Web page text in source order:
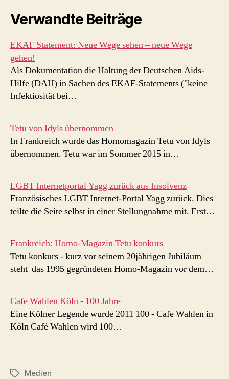
Verwandte Beiträge
EKAF Statement: Neue Wege sehen – neue Wege
gehen!
Als Dokumentation die Haltung der Deutschen Aids-
Hilfe (DAH) in Sachen des EKAF-Statements ("keine
Infektiosität bei…
Tetu von Idyls übernommen
In Frankreich wurde das Homomagazin Tetu von Idyls
übernommen. Tetu war im Sommer 2015 in…
LGBT Internetportal Yagg zurück aus Insolvenz
Französisches LGBT Internet-Portal Yagg zurück. Dies
teilte die Seite selbst in einer Stellungnahme mit. Erst…
Frankreich: Homo-Magazin Tetu konkurs
Tetu konkurs - kurz vor seinem 20jährigen Jubiläum
steht das 1995 gegründeten Homo-Magazin vor dem…
Cafe Wahlen Köln - 100 Jahre
Eine Kölner Legende wurde 2011 100 - Cafe Wahlen in
Köln Café Wahlen wird 100…
Schlagwörter
Medien